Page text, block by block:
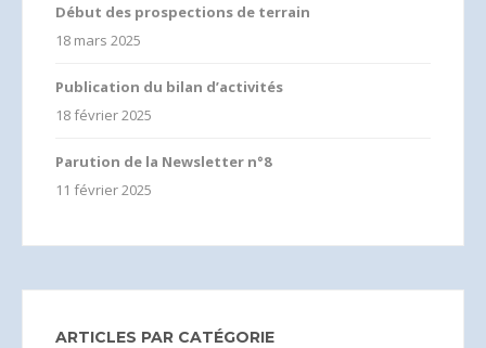
Début des prospections de terrain
18 mars 2025
Publication du bilan d’activités
18 février 2025
Parution de la Newsletter n°8
11 février 2025
ARTICLES PAR CATÉGORIE